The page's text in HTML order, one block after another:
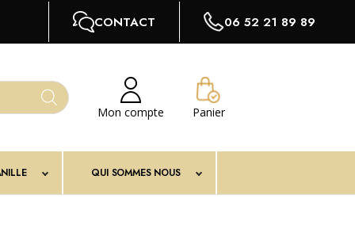
CONTACT 06 52 21 89 89
Mon compte Panier
QUI SOMMES NOUS